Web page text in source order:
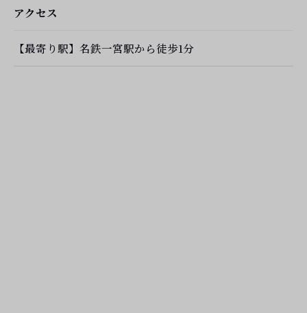
アクセス
【最寄り駅】名鉄一宮駅から徒歩1分